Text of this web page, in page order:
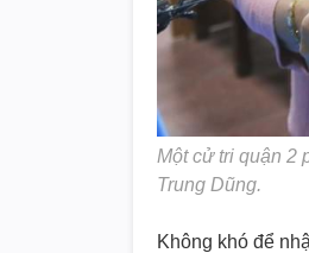
Một cử tri quận 2
Trung Dũng.
Không khó để